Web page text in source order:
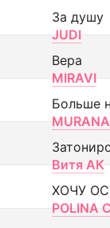
За душу
JUDI
Вера
MIRAVI
Больше
MURANA
Витя АК
ХОЧУ
POLINA